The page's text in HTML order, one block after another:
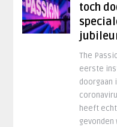
toch
The
eerste
doorgaan
heeft
gevonden